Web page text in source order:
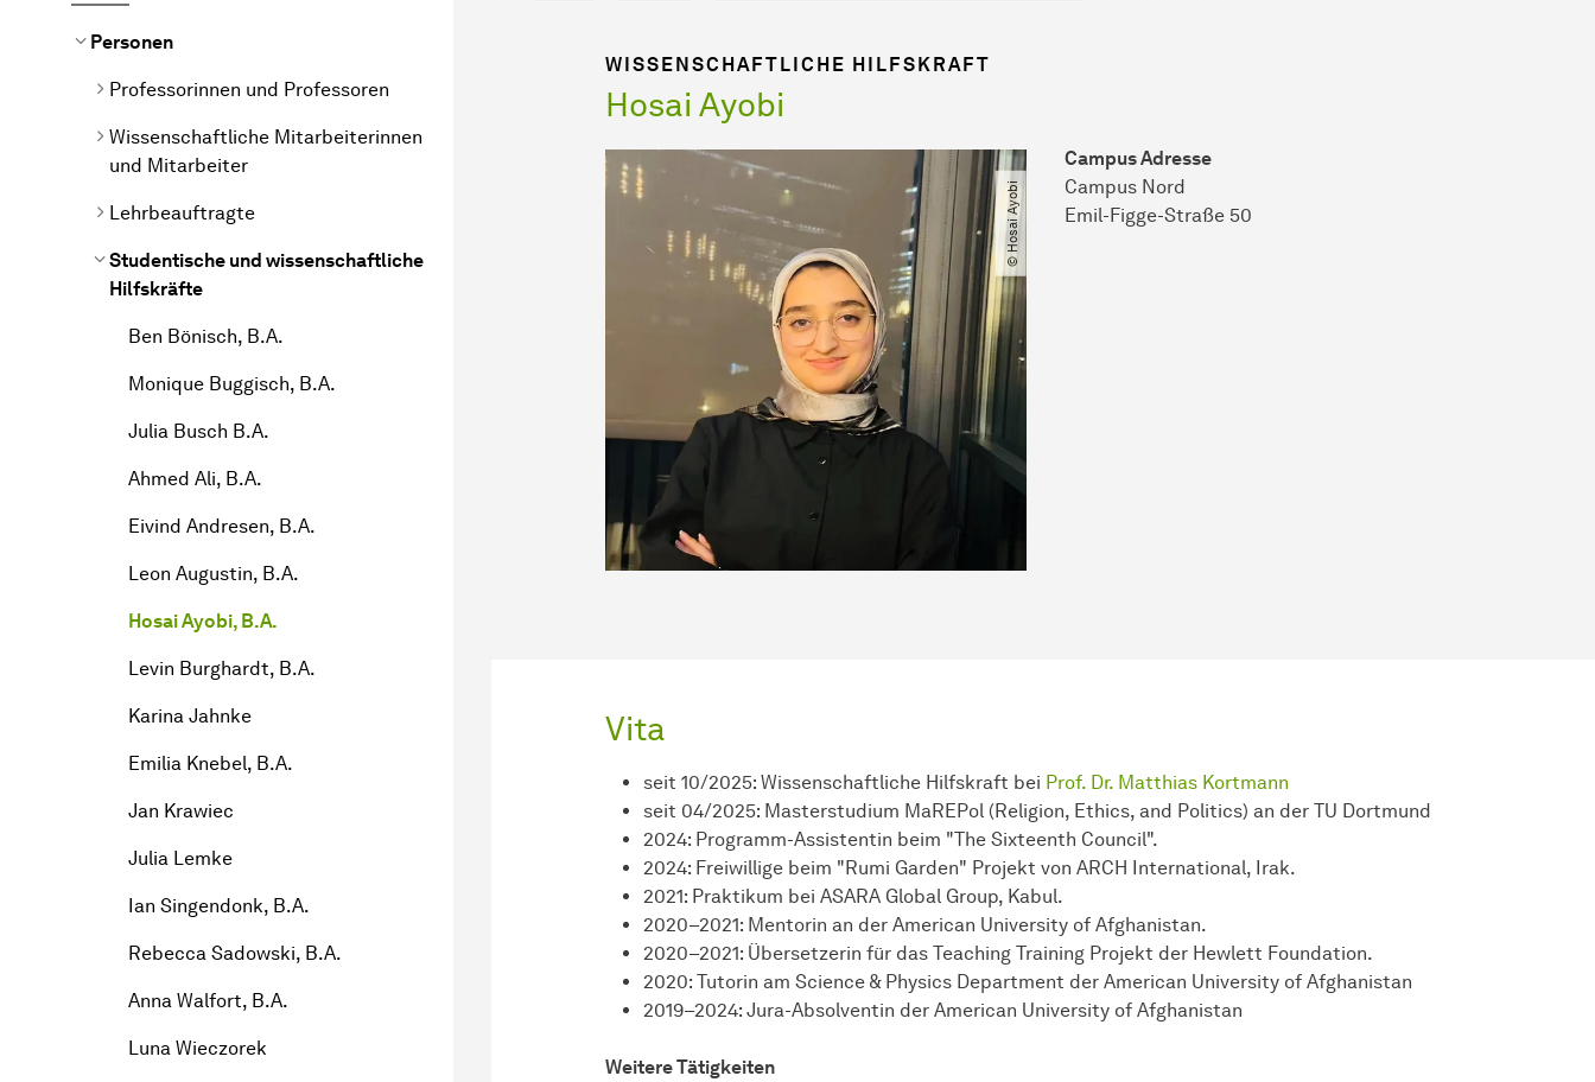
Personen
Professorinnen und Professoren
Wissenschaftliche Mitarbeiterinnen
und Mitarbeiter
Lehrbeauftragte
Studentische und wissenschaftliche
Hilfskräfte
Ben Bönisch, B.A.
Monique Buggisch, B.A.
Julia Busch B.A.
Ahmed Ali, B.A.
Eivind Andresen, B.A.
Leon Augustin, B.A.
Hosai Ayobi, B.A.
Levin Burghardt, B.A.
Karina Jahnke
Emilia Knebel, B.A.
Jan Krawiec
Julia Lemke
Ian Singendonk, B.A.
Rebecca Sadowski, B.A.
Anna Walfort, B.A.
Luna Wieczorek
WISSENSCHAFTLICHE HILFSKRAFT
Hosai Ayobi
© Hosai Ayobi
Campus Adresse
Campus Nord
Emil-Figge-Straße 50
Vita
seit 10/2025: Wissenschaftliche Hilfskraft bei Prof. Dr. Matthias Kortmann
seit 04/2025: Masterstudium MaREPol (Religion, Ethics, and Politics) an der TU Dortmund
2024: Programm-Assistentin beim "The Sixteenth Council".
2024: Freiwillige beim "Rumi Garden" Projekt von ARCH International, Irak.
2021: Praktikum bei ASARA Global Group, Kabul.
2020–2021: Mentorin an der American University of Afghanistan.
2020–2021: Übersetzerin für das Teaching Training Projekt der Hewlett Foundation.
2020: Tutorin am Science & Physics Department der American University of Afghanistan
2019–2024: Jura-Absolventin der American University of Afghanistan
Weitere Tätigkeiten